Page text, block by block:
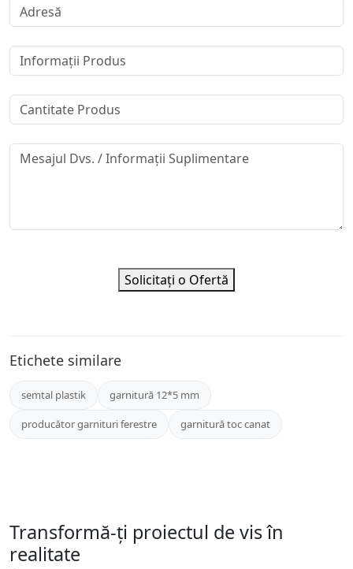
Solicitați o Ofertă
Etichete similare
semtal plastik garnitură 12*5 mm
producător garnituri ferestre garnitură toc canat
Transformă-ți proiectul de vis în
realitate